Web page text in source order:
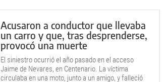
Acusaron a conductor que llevaba
un carro y que, tras desprenderse,
provocó una muerte
El siniestro ocurrió el año pasado en el acceso
Jaime de Nevares, en Centenario. La víctima
circulaba en una moto, junto a un amigo, y falleció